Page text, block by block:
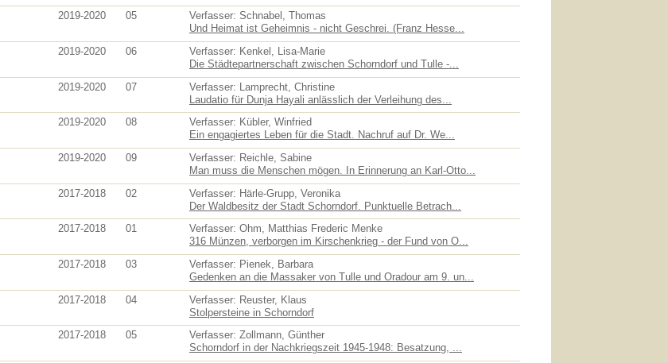
2019-2020 05
Verfasser: Schnabel, Thomas
Und Heimat ist Geheimnis - nicht Geschrei. (Franz Hesse...
2019-2020 06
Verfasser: Kenkel, Lisa-Marie
Die Städtepartnerschaft zwischen Schorndorf und Tulle -...
2019-2020 07
Verfasser: Lamprecht, Christine
Laudatio für Dunja Hayali anlässlich der Verleihung des...
2019-2020 08
Verfasser: Kübler, Winfried
Ein engagiertes Leben für die Stadt. Nachruf auf Dr. We...
2019-2020 09
Verfasser: Reichle, Sabine
Man muss die Menschen mögen. In Erinnerung an Karl-Otto...
2017-2018 02
Verfasser: Härle-Grupp, Veronika
Der Waldbesitz der Stadt Schorndorf. Punktuelle Betrach...
2017-2018 01
Verfasser: Ohm, Matthias Frederic Menke
316 Münzen, verborgen im Kirschenkrieg - der Fund von O...
2017-2018 03
Verfasser: Pienek, Barbara
Gedenken an die Massaker von Tulle und Oradour am 9. un...
2017-2018 04
Verfasser: Reuster, Klaus
Stolpersteine in Schorndorf
2017-2018 05
Verfasser: Zollmann, Günther
Schorndorf in der Nachkriegszeit 1945-1948: Besatzung, ...